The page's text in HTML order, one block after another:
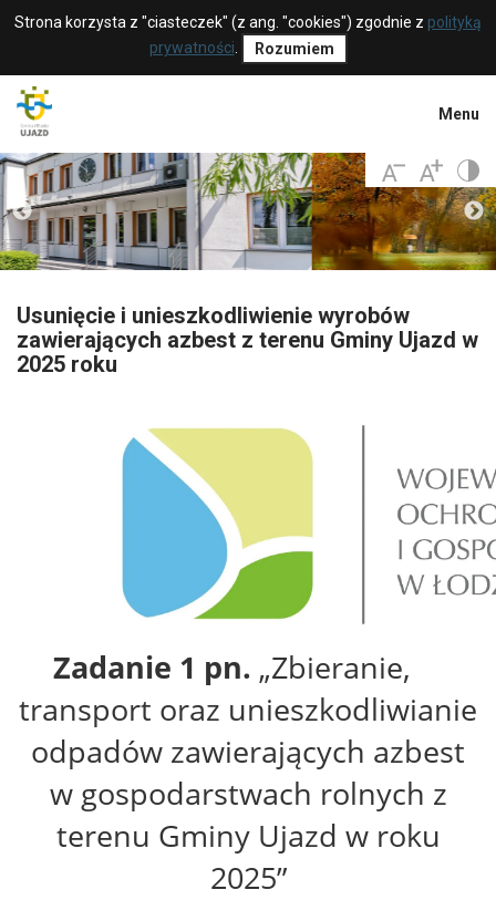
Strona korzysta z "ciasteczek" (z ang. "cookies") zgodnie z polityką
prywatności
Rozumiem
Menu
Usunięcie i unieszkodliwienie wyrobów
zawierających azbest z terenu Gminy Ujazd w
2025 roku
Zadanie 1 pn. „Zbieranie,
transport oraz unieszkodliwianie
odpadów zawierających azbest
w gospodarstwach rolnych z
terenu Gminy Ujazd w roku
2025”